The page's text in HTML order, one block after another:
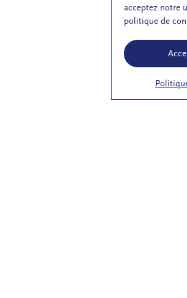
acceptez notre
politique de